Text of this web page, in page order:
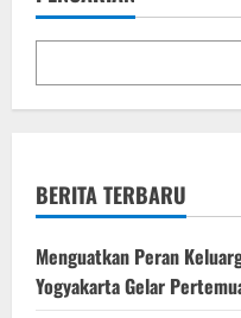
BERITA TERBARU
Menguatkan Peran
Yogyakarta Gelar